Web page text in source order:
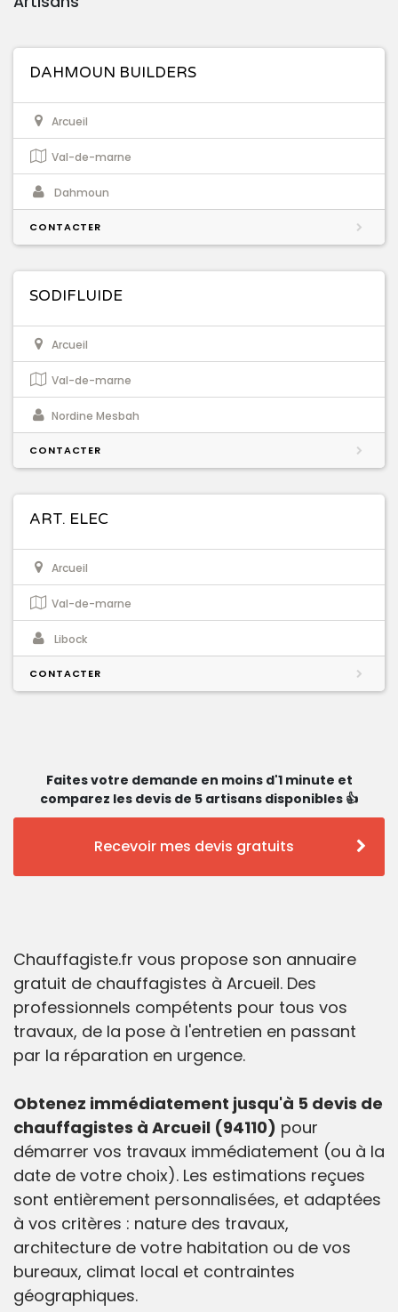
DAHMOUN BUILDERS
Arcueil
Val-de-marne
Dahmoun
CONTACTER
SODIFLUIDE
Arcueil
Val-de-marne
Nordine Mesbah
CONTACTER
ART. ELEC
Arcueil
Val-de-marne
Libock
CONTACTER
Faites votre demande en moins d'1 minute et
comparez les devis de 5 artisans disponibles 👍
Recevoir mes devis gratuits
Chauffagiste.fr vous propose son annuaire
gratuit de chauffagistes à Arcueil. Des
professionnels compétents pour tous vos
travaux, de la pose à l'entretien en passant
par la réparation en urgence.
Obtenez immédiatement jusqu'à 5 devis de
chauffagistes à Arcueil (94110) pour
démarrer vos travaux immédiatement (ou à la
date de votre choix). Les estimations reçues
sont entièrement personnalisées, et adaptées
à vos critères : nature des travaux,
architecture de votre habitation ou de vos
bureaux, climat local et contraintes
géographiques.